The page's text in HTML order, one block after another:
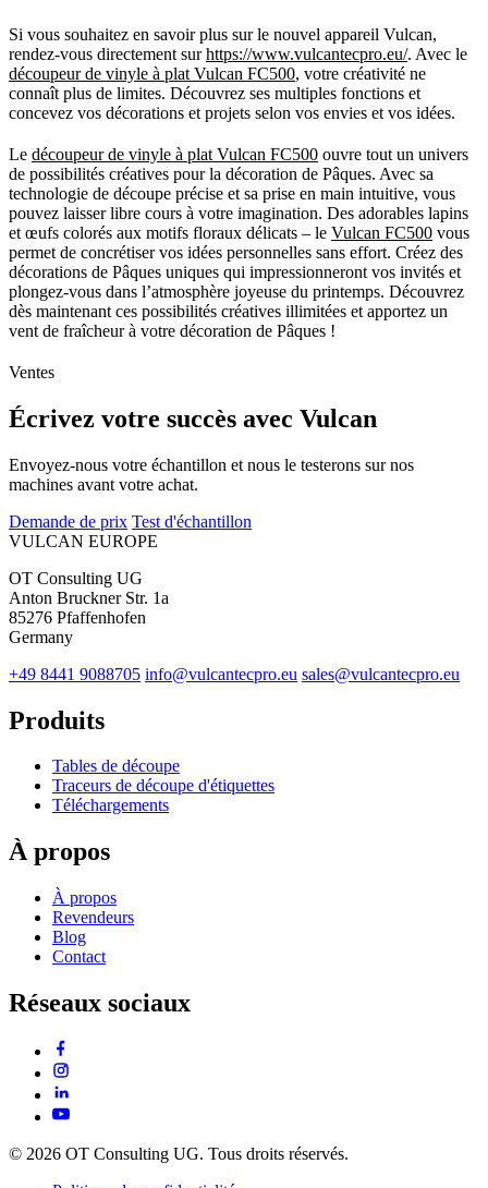
Si vous souhaitez en savoir plus sur le nouvel appareil Vulcan,
rendez-vous directement surhttps://www.vulcantecpro.eu/. Avec le
découpeur de vinyle à plat Vulcan FC500, votre créativité ne
connaît plus de limites. Découvrez ses multiples fonctions et
concevez vos décorations et projets selon vos envies et vos idées.
Le découpeur de vinyle à plat Vulcan FC500 ouvre tout un univers
de possibilités créatives pour la décoration de Pâques. Avec sa
technologie de découpe précise et sa prise en main intuitive, vous
pouvez laisser libre cours à votre imagination. Des adorables lapins
et œufs colorés aux motifs floraux délicats – le Vulcan FC500 vous
permet de concrétiser vos idées personnelles sans effort. Créez des
décorations de Pâques uniques qui impressionneront vos invités et
plongez-vous dans l’atmosphère joyeuse du printemps. Découvrez
dès maintenant ces possibilités créatives illimitées et apportez un
vent de fraîcheur à votre décoration de Pâques !
Ventes
Écrivez votre succès avec Vulcan
Envoyez-nous votre échantillon et nous le testerons sur nos
machines avant votre achat.
Demande de prix Test d'échantillon
VULCAN EUROPE
OT Consulting UG
Anton Bruckner Str. 1a
85276 Pfaffenhofen
Germany
+49 8441 9088705 info@vulcantecpro.eu sales@vulcantecpro.eu
Produits
Tables de découpe
Traceurs de découpe d'étiquettes
Téléchargements
À propos
À propos
Revendeurs
Blog
Contact
Réseaux sociaux
© 2026 OT Consulting UG. Tous droits réservés.